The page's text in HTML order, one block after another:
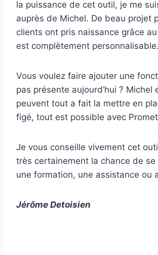
la puissance de cet outil, je me
auprès de Michel. De beau projet
clients ont pris naissance grâce
est complètement personnalisable.
Vous voulez faire ajouter une
pas présente aujourd’hui ? Michel
peuvent tout a fait la mettre en
figé, tout est possible avec
Je vous conseille vivement cet
très certainement la chance de se
une formation, une assistance ou
Jérôme Detoisien